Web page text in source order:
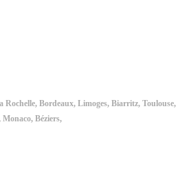
Bordeaux, Limoges, Biarritz,
Béziers,